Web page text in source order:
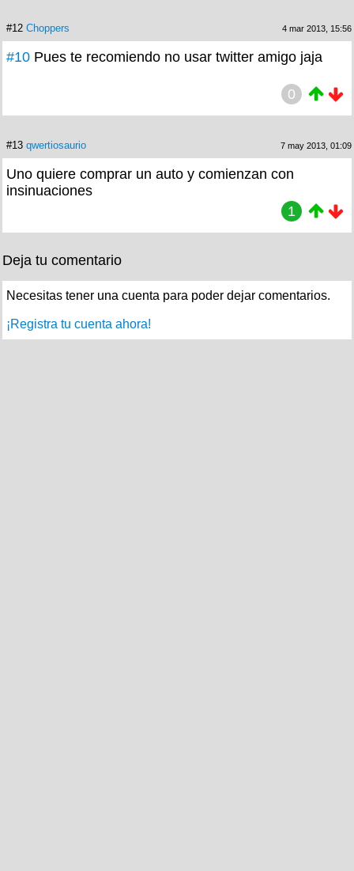
#12 Choppers 4 mar 2013, 15:56
#10 Pues te recomiendo no usar twitter amigo jaja
0
#13 qwertiosaurio 7 may 2013, 01:09
Uno quiere comprar un auto y comienzan con
insinuaciones
1
Deja tu comentario
Necesitas tener una cuenta para poder dejar comentarios.
¡Registra tu cuenta ahora!